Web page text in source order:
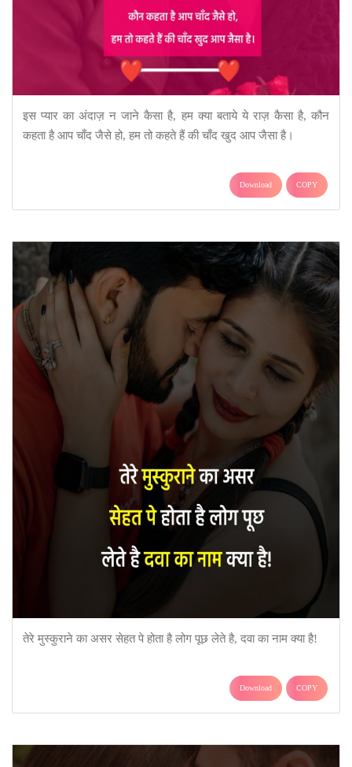
इस प्यार का अंदाज़ न जाने कैसा है, हम क्या बताये ये राज़ कैसा है, कौन
कहता है आप चाँद जैसे हो, हम तो कहते हैं की चाँद खुद आप जैसा है।
Download COPY
तेरे मुस्कुराने का असर सेहत पे होता है लोग पूछ लेते है, दवा का नाम क्या है!
Download COPY